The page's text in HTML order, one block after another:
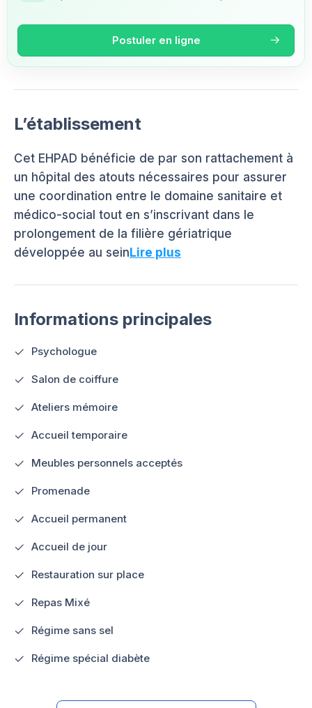
Postuler en ligne
L’établissement
Cet EHPAD bénéficie de par son rattachement à
un hôpital des atouts nécessaires pour assurer
une coordination entre le domaine sanitaire et
médico-social tout en s’inscrivant dans le
prolongement de la filière gériatrique
développée au seinLire plus
Informations principales
Psychologue
Salon de coiffure
Ateliers mémoire
Accueil temporaire
Meubles personnels acceptés
Promenade
Accueil permanent
Accueil de jour
Restauration sur place
Repas Mixé
Régime sans sel
Régime spécial diabète